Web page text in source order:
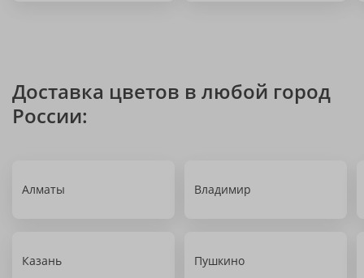
Доставка цветов в любой город
России:
Алматы Владимир
Казань Пушкино